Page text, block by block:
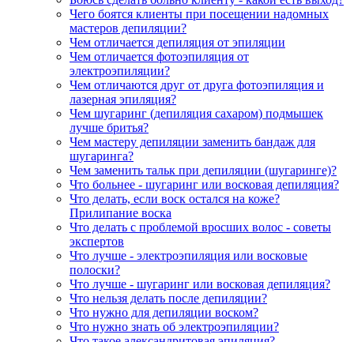
Чего боятся клиенты при посещении надомных
мастеров депиляции?
Чем отличается депиляция от эпиляции
Чем отличается фотоэпиляция от
электроэпиляции?
Чем отличаются друг от друга фотоэпиляция и
лазерная эпиляция?
Чем шугаринг (депиляция сахаром) подмышек
лучше бритья?
Чем мастеру депиляции заменить бандаж для
шугаринга?
Чем заменить тальк при депиляции (шугаринге)?
Что больнее - шугаринг или восковая депиляция?
Что делать, если воск остался на коже?
Прилипание воска
Что делать с проблемой вросших волос - советы
экспертов
Что лучше - электроэпиляция или восковые
полоски?
Что лучше - шугаринг или восковая депиляция?
Что нельзя делать после депиляции?
Что нужно для депиляции воском?
Что нужно знать об электроэпиляции?